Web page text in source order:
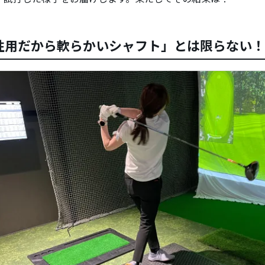
用だから軟らかいシャフト」とは限らない